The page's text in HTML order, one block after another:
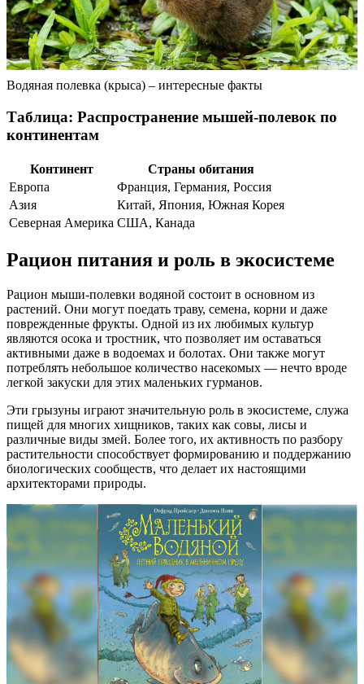
Водяная полевка (крыса) – интересные факты
Таблица: Распространение мышей-полевок по
континентам
Континент
Страны обитания
Европа
Франция, Германия, Россия
Азия
Китай, Япония, Южная Корея
Северная Америка США, Канада
Рацион питания и роль в экосистеме
Рацион мыши-полевки водяной состоит в основном из
растений. Они могут поедать траву, семена, корни и даже
поврежденные фрукты. Одной из их любимых культур
являются осока и тростник, что позволяет им оставаться
активными даже в водоемах и болотах. Они также могут
потреблять небольшое количество насекомых — нечто вроде
легкой закуски для этих маленьких гурманов.
Эти грызуны играют значительную роль в экосистеме, служа
пищей для многих хищников, таких как совы, лисы и
различные виды змей. Более того, их активность по разбору
растительности способствует формированию и поддержанию
биологических сообществ, что делает их настоящими
архитекторами природы.